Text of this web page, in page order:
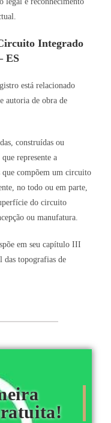
Integrado
ES
está relacionado
autoria de obra de
construídas ou
represente a
que compõem um circuito
no todo ou em parte,
do circuito
ou manufatura.
em seu capítulo III
das topografias de